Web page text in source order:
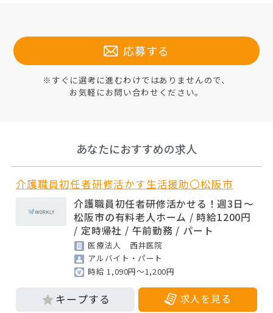
応募する
※すぐに選考に進むわけではありませんので、
お気軽にお問い合わせください。
あなたにおすすめの求人
介護職員初任者研修活かす生活援助〇松阪市
介護職員初任者研修活かせる！週3日～
松阪市の有料老人ホーム / 時給1200円
/ 定時帰社 / 午前勤務 / パート
医療法人 西井医院
アルバイト・パート
時給 1,090円～1,200円
求人を見る